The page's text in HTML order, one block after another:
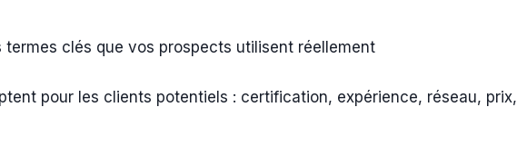
termes clés que vos prospects utilisent réellement
pour les clients potentiels : certification, expérience, réseau, prix,